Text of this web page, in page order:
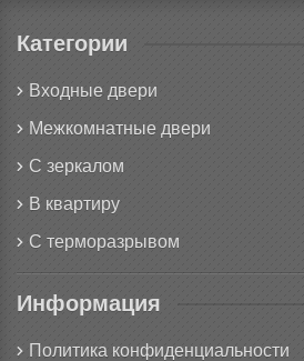
Категории
Входные двери
Межкомнатные двери
С зеркалом
В квартиру
С терморазрывом
Информация
Политика конфиденциальности